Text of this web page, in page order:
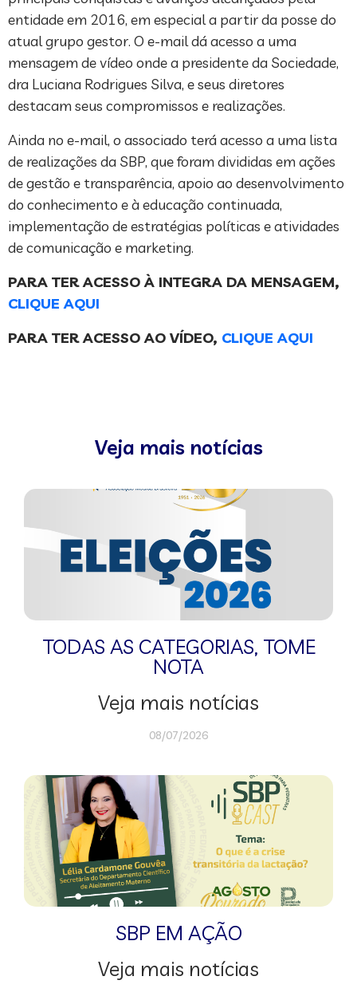
entidade em 2016, em especial a partir da posse do
atual grupo gestor. O e-mail dá acesso a uma
mensagem de vídeo onde a presidente da Sociedade,
dra Luciana Rodrigues Silva, e seus diretores
destacam seus compromissos e realizações.
Ainda no e-mail, o associado terá acesso a uma lista
de realizações da SBP, que foram divididas em ações
de gestão e transparência, apoio ao desenvolvimento
do conhecimento e à educação continuada,
implementação de estratégias políticas e atividades
de comunicação e marketing.
PARA TER ACESSO À INTEGRA DA MENSAGEM,
CLIQUE AQUI
PARA TER ACESSO AO VÍDEO, CLIQUE AQUI
Veja mais notícias
TODAS AS CATEGORIAS, TOME
NOTA
Veja mais notícias
08/07/2026
SBP EM AÇÃO
Veja mais notícias